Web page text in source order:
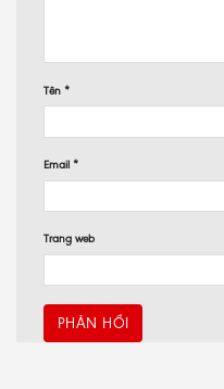
Tên *
Email *
Trang web